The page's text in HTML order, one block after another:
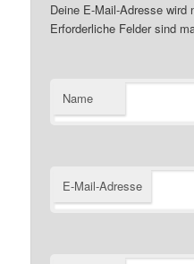
Deine E-Mail-Adresse wird
Erforderliche Felder sind
Name
E-Mail-Adresse